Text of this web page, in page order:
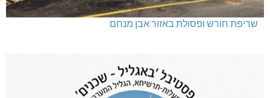
שריפת חורש ופסולת באזור אבן מנחם